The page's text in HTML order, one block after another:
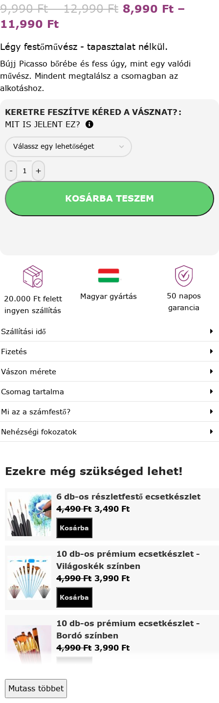
9,990Ft – 12,990Ft 8,990 Ft –
11,990 Ft
Légy festőművész - tapasztalat nélkül.
Bújj Picasso bőrébe és fess úgy, mint egy valódi
művész. Mindent megtalálsz a csomagban az
alkotáshoz.
KERETRE FESZÍTVE KÉRED A VÁSZNAT?
MIT IS JELENT EZ?
- +
KOSÁRBA TESZEM
20.000 Ft felett
ingyen szállítás
Magyar gyártás
50 napos
garancia
Szállítási idő
Fizetés
Vászon mérete
Csomag tartalma
Mi az a számfestő?
Nehézségi fokozatok
Ezekre még szükséged lehet!
6 db-os részletfestő ecsetkészlet
4,490Ft 3,490 Ft
Kosárba
10 db-os prémium ecsetkészlet -
Világoskék színben
4,990Ft 3,990 Ft
Kosárba
10 db-os prémium ecsetkészlet -
Bordó színben
4,990Ft 3,990 Ft
Asztali fa festőállvány
Mutass többet